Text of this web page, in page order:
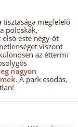
tisztasága megfelelő
poloskák,
este négy-öt
viszont
az éttermi
nagyon
A park csodás,